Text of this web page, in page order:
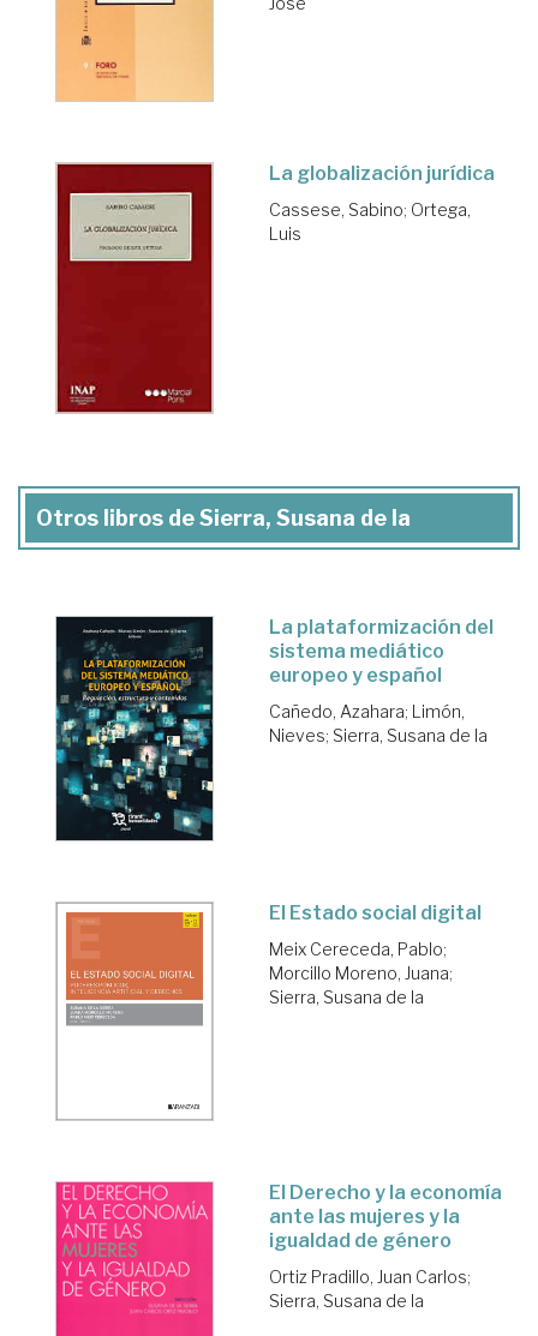
La globalización jurídica
Cassese, Sabino; Ortega,
Luis
Otros libros de Sierra, Susana de la
La plataformización del
sistema mediático
europeo y español
Cañedo, Azahara; Limón,
Nieves; Sierra, Susana de la
El Estado social digital
Meix Cereceda, Pablo;
Morcillo Moreno, Juana;
Sierra, Susana de la
El Derecho y la economía
ante las mujeres y la
igualdad de género
Ortiz Pradillo, Juan Carlos;
Sierra, Susana de la